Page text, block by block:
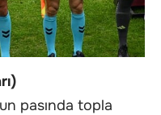
pasında topla